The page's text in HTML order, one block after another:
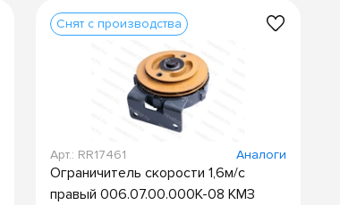
Снят с производства
Арт.: RR17461 Аналоги
Ограничитель скорости 1,6м/с
правый 006.07.00.000К-08 КМЗ